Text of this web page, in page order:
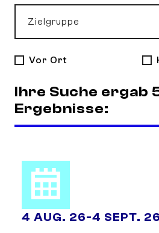
Zielgruppe
Vor Ort
Ihre Suche ergab
Ergebnisse:
4 AUG. 26-4 SEPT. 26